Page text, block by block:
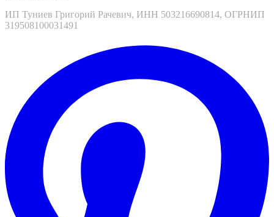
ИП Туниев Григорий Рачевич, ИНН 503216690814, ОГРНИП
319508100031491